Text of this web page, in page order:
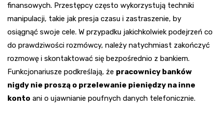
finansowych. Przestępcy często wykorzystują techniki
manipulacji, takie jak presja czasu i zastraszenie, by
osiągnąć swoje cele. W przypadku jakichkolwiek podejrzeń co
do prawdziwości rozmówcy, należy natychmiast zakończyć
rozmowę i skontaktować się bezpośrednio z bankiem.
Funkcjonariusze podkreślają, że pracownicy banków
nigdy nie proszą o przelewanie pieniędzy na inne
konto ani o ujawnianie poufnych danych telefonicznie.